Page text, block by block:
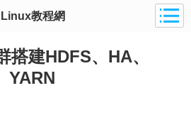
Linux教程網
建HDFS、HA、
YARN